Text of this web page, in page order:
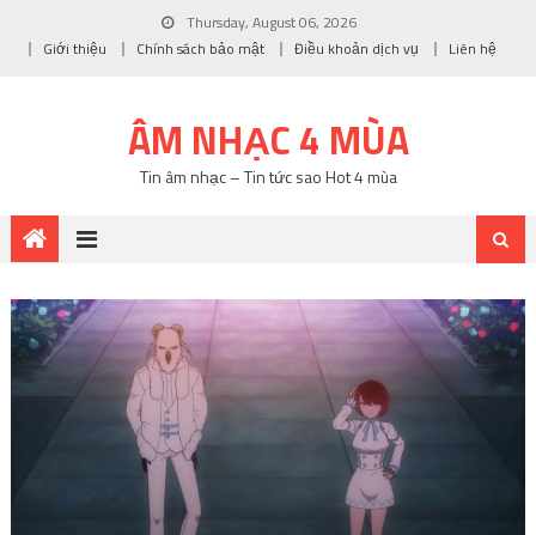
Thursday, August 06, 2026
Giới thiệu
Chính sách bảo mật Điều khoản dịch vụ Liên hệ
ÂM NHẠC 4 MÙA
Tin âm nhạc – Tin tức sao Hot 4 mùa